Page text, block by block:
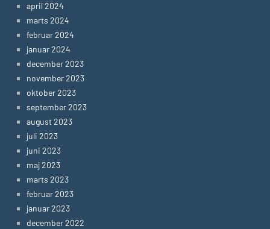
april 2024
marts 2024
februar 2024
januar 2024
december 2023
november 2023
oktober 2023
september 2023
august 2023
juli 2023
juni 2023
maj 2023
marts 2023
februar 2023
januar 2023
december 2022